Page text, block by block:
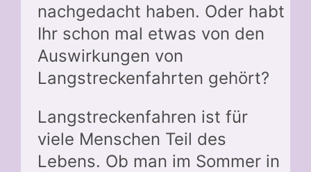
nachgedacht haben. Oder habt
Ihr schon mal etwas von den
Auswirkungen von
Langstreckenfahrten gehört?
Langstreckenfahren ist für
viele Menschen Teil des
Lebens. Ob man im Sommer in